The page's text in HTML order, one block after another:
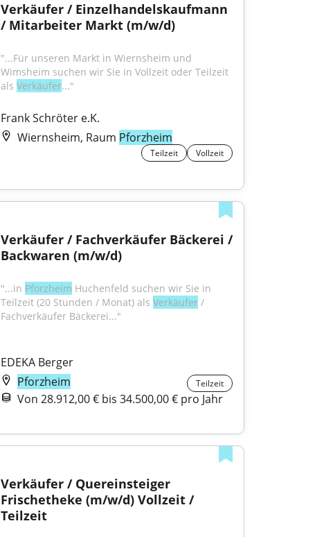
Verkäufer / Einzelhandelskaufmann
/ Mitarbeiter Markt (m/w/d)
"...Für unseren Markt in Wiernsheim und
Wimsheim suchen wir Sie in Vollzeit oder Teilzeit
als Verkäufer..."
Frank Schröter e.K.
Wiernsheim, Raum Pforzheim
Teilzeit Vollzeit
Verkäufer / Fachverkäufer Bäckerei /
Backwaren (m/w/d)
"...in Pforzheim Huchenfeld suchen wir Sie in
Teilzeit (20 Stunden / Monat) als Verkäufer /
Fachverkäufer Bäckerei..."
EDEKA Berger
Pforzheim
Teilzeit
Von 28.912,00 € bis 34.500,00 € pro Jahr
Verkäufer / Quereinsteiger
Frischetheke (m/w/d) Vollzeit /
Teilzeit